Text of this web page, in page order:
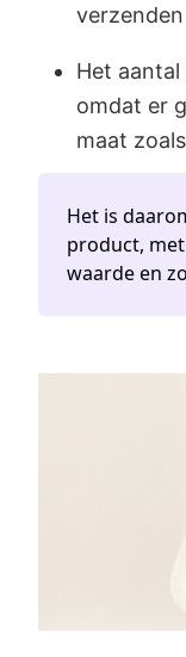
verzenden
Het
omdat er
maat
Het is
product,
waarde en